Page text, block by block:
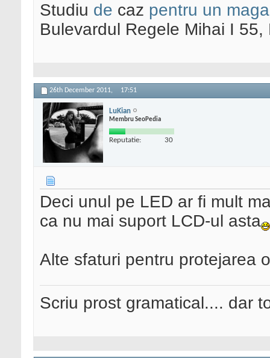
Studiu de caz pentru un
Bulevardul Regele Mihai I
26th December 2011, 17:51
LuKian
Membru SeoPedia
Reputatie: 30
Deci unul pe LED ar fi mult
ca nu mai suport LCD-ul asta
Alte sfaturi pentru protejarea
Scriu prost gramatical.... dar